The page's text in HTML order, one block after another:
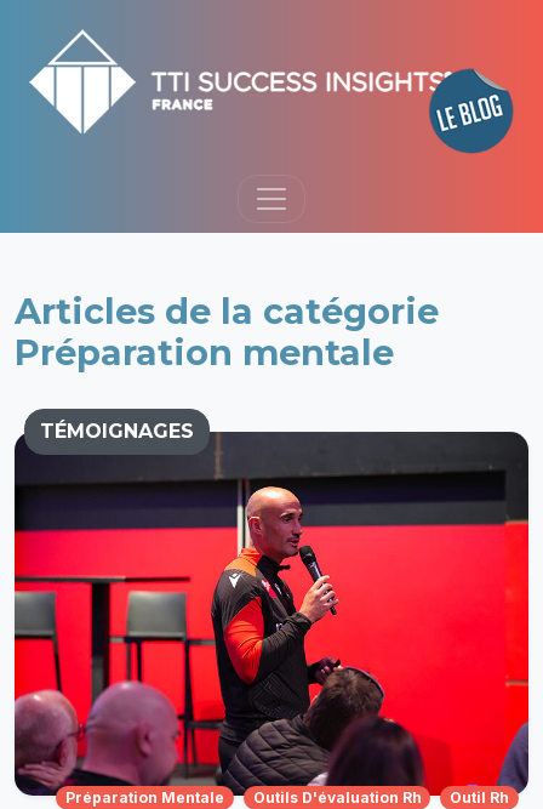
Articles de la catégorie
Préparation mentale
TÉMOIGNAGES
Préparation Mentale Outils D'évaluation Rh Outil Rh